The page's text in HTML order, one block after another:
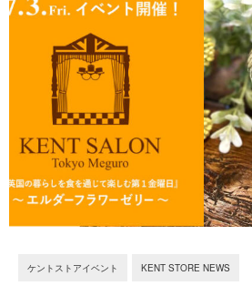
ケントストアイベント KENT STORE NEWS